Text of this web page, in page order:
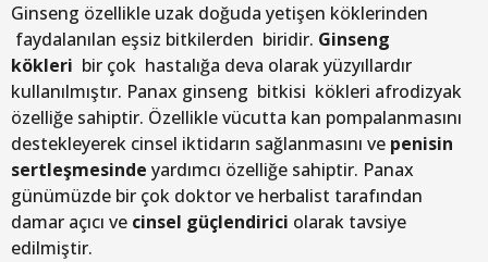
Ginseng özellikle uzak doğuda yetişen köklerinden
faydalanılan eşsiz bitkilerden biridir. Ginseng
kökleri bir çok hastalığa deva olarak yüzyıllardır
kullanılmıştır. Panax ginseng bitkisi kökleri afrodizyak
özelliğe sahiptir. Özellikle vücutta kan pompalanmasını
destekleyerek cinsel iktidarın sağlanmasını ve penisin
sertleşmesinde yardımcı özelliğe sahiptir. Panax
günümüzde bir çok doktor ve herbalist tarafından
damar açıcı ve cinsel güçlendirici olarak tavsiye
edilmiştir.